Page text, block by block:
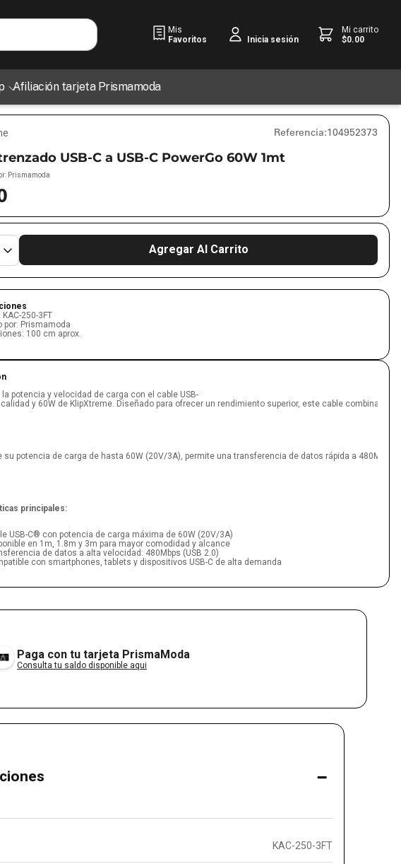
Mis
Favoritos
Inicia sesión
Mi carrito
$0.00
Afiliación tarjeta Prismamoda
Referencia:104952373
USB-C a USB-C PowerGo 60W 1mt
Prismamoda
Agregar Al Carrito
KAC-250-3FT
por: Prismamoda
: 100 cm aprox.
la potencia y velocidad de carga con el cable USB-
y 60W de KlipXtreme. Diseñado para ofrecer un rendimiento superior, este cable combina
su potencia de carga de hasta 60W (20V/3A), permite una transferencia de datos rápida a
principales:
USB-C® con potencia de carga máxima de 60W (20V/3A)
en 1m, 1.8m y 3m para mayor comodidad y alcance
de datos a alta velocidad: 480Mbps (USB 2.0)
con smartphones, tablets y dispositivos USB-C de alta demanda
duradera con uniones reforzadas y cabezales metálicos
ajustable de silicona para mantener el cable organizado y sin enredos
Paga con tu tarjeta PrismaModa
Consulta tu saldo disponible aqui
-
KAC-250-3FT